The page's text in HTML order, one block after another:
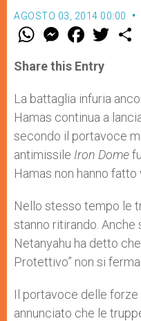
AGOSTO 03, 2014 00:00
W
t
s
p
p
M
e
s
e
g
e
r
F
a
e
b
o
k
w
r
Share this Entry
La battaglia infuria
Hamas continua a
secondo il portavoce
antimissile Iron Dome
Hamas non hanno fatto
Nello stesso tempo le
stanno ritirando. Anche
Netanyahu ha detto
Protettivo” non si ferma.
Il portavoce delle forze
annunciato che le